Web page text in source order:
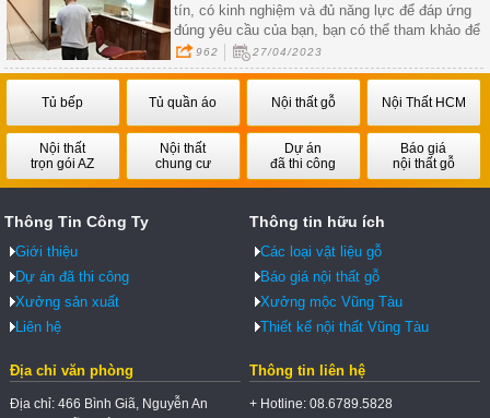
tín, có kinh nghiệm và đủ năng lực để đáp ứng
đúng yêu cầu của bạn, bạn có thể tham khảo để
tìm hiểu về những đơn vị sửa chữa tủ bếp nổi
tiếng, có đánh giá tích cực từ khách hàng trước
962 27/04/2023
Tủ bếp Tủ quần áo Nội thất gỗ Nội Thất HCM
Nội thất
trọn gói AZ
Nội thất
chung cư
Dự án
đã thi công
Báo giá
nội thất gỗ
Thông Tin Công Ty
Giới thiệu
Dự án đã thi công
Xưởng sản xuất
Liên hệ
Thông tin hữu ích
Các loại vật liệu gỗ
Báo giá nội thất gỗ
Xưởng mộc Vũng Tàu
Thiết kế nội thất Vũng Tàu
Địa chỉ văn phòng
Địa chỉ: 466 Bình Giã, Nguyễn An
Thông tin liên hệ
+ Hotline: 08.6789.5828